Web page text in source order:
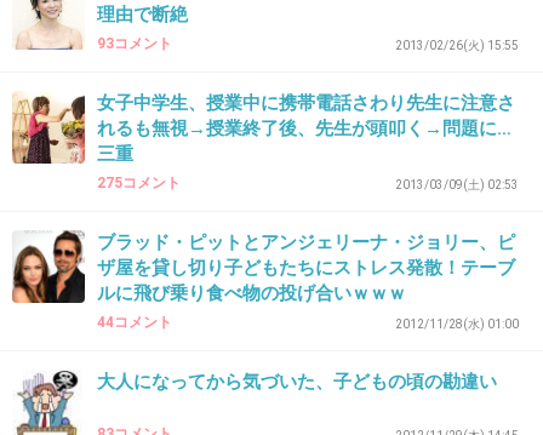
子どもに八つ当たりする。or内申点悪く書かれ
る
とかイヤなので、モンペと思われないように言
葉を慎重に選んで連絡帳など気をつけていま
す。
私は接客業をしているのですが、自分が言われ
て嫌な物言いは絶対にしないように心がけてい
PTA協力ありがとう、宿題見てくれてありがと
理由で断絶
93コメント 2013/02/26(火) 15:55
女子中学生、授業中に携帯電話さわり先生に注意さ
れるも無視→授業終了後、先生が頭叩く→問題に…
三重
275コメント 2013/03/09(土) 02:53
ブラッド・ピットとアンジェリーナ・ジョリー、ピ
ザ屋を貸し切り子どもたちにストレス発散！テーブ
ルに飛び乗り食べ物の投げ合いｗｗｗ
44コメント 2012/11/28(水) 01:00
大人になってから気づいた、子どもの頃の勘違い